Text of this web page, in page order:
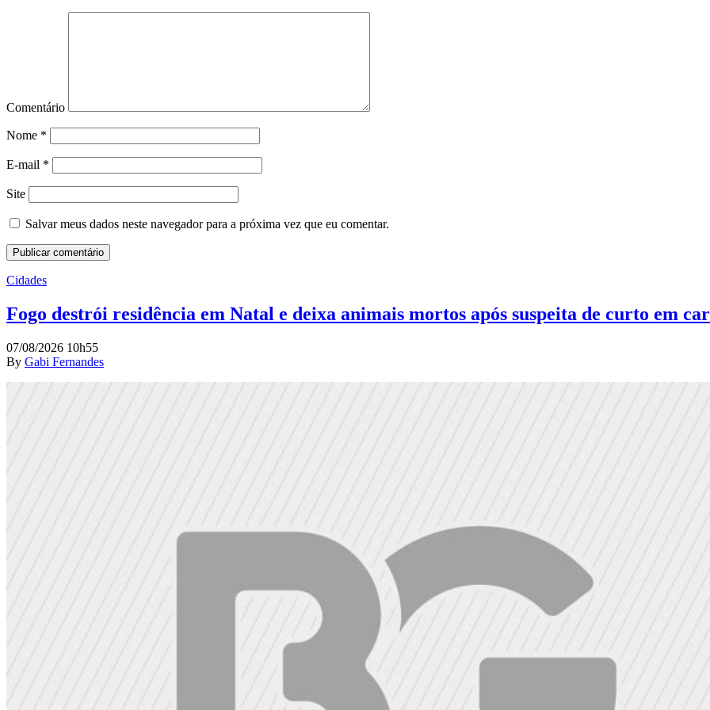
Comentário
Nome *
E-mail *
Site
Salvar meus dados neste navegador para a próxima vez que eu comentar.
Cidades
Fogo destrói residência em Natal e deixa animais mortos após suspeita de curto em
07/08/2026 10h55
By Gabi Fernandes